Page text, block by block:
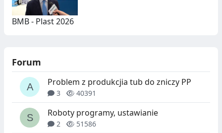
BMB - Plast 2026
Forum
Problem z produkcjia tub do zniczy PP
3 40391
Roboty programy, ustawianie
2 51586